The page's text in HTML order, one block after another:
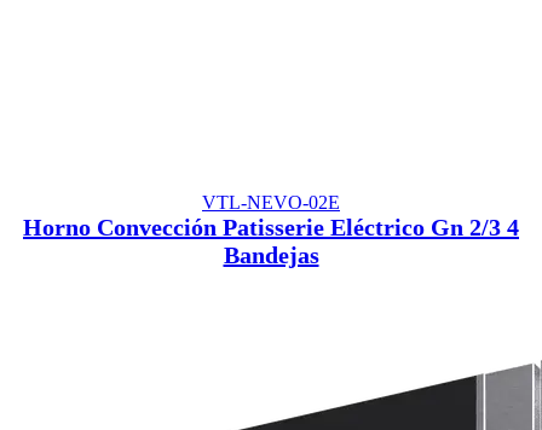
VTL-NEVO-02E
Horno Convección Patisserie Eléctrico Gn 2/3 4
Bandejas